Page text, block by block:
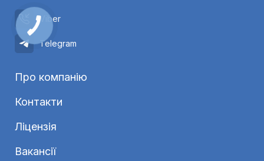
Viber
Telegram
Про компанію
Контакти
Ліцензія
Вакансії